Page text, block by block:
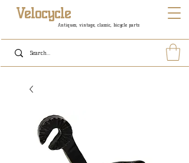
Antiques, vintage, classic, bicycle parts
Velocycle